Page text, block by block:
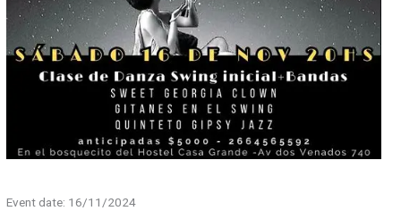
Event date: 16/11/2024